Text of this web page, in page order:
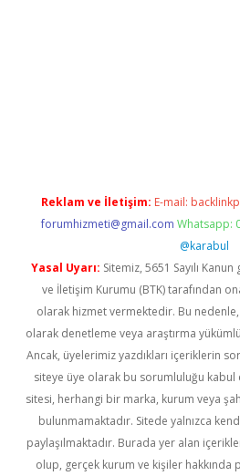
Reklam ve İletişim: E-mail:
forumhizmeti@gmail.com Whatsapp:
@karabul
Yasal Uyarı: Sitemiz, 5651 Sayılı
ve İletişim Kurumu (BTK) tarafından
olarak hizmet vermektedir. Bu
olarak denetleme veya araştırma
Ancak, üyelerimiz yazdıkları içeriklerin
siteye üye olarak bu sorumluluğu kabul
sitesi, herhangi bir marka, kurum veya
bulunmamaktadır. Sitede yalnızca
paylaşılmaktadır. Burada yer alan
olup, gerçek kurum ve kişiler hakkında